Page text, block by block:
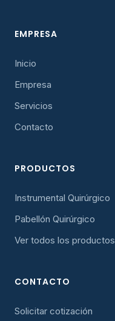
EMPRESA
Inicio
Empresa
Servicios
Contacto
PRODUCTOS
Instrumental Quirúrgico
Pabellón Quirúrgico
Ver todos los productos
CONTACTO
Solicitar cotización